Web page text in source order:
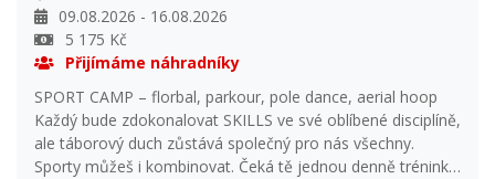
09.08.2026 - 16.08.2026
5 175 Kč
Přijímáme náhradníky
SPORT CAMP – florbal, parkour, pole dance, aerial hoop
Každý bude zdokonalovat SKILLS ve své oblíbené disciplíně,
ale táborový duch zůstává společný pro nás všechny.
Sporty můžeš i kombinovat. Čeká tě jednou denně trénink,